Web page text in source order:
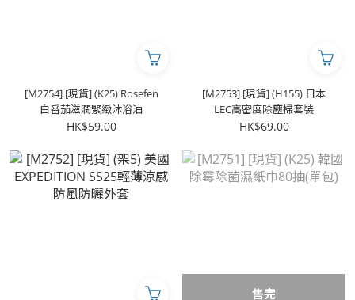
[M2754] [現貨] (K25) Rosefen
白番茄滋潤緊緻沐浴油
HK$59.00
[M2753] [現貨] (H155) 日本
LEC高密度除塵掃套裝
HK$69.00
售完